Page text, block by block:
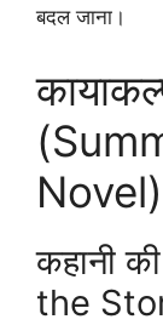
बदल जाना।
Novel)
कहानी
the